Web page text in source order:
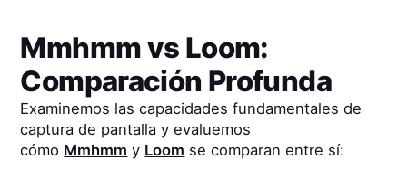
Mmhmmvs Loom:
Comparación Profunda
Examinemos las capacidades fundamentales de
captura de pantalla y evaluemos
cómo Mmhmm y Loom se comparan entre sí: